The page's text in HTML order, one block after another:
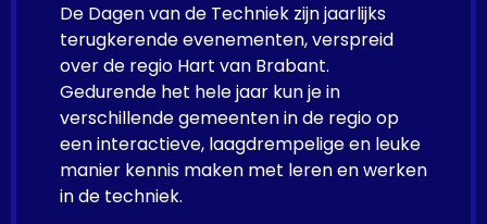
De Dagen van de Techniek zijn jaarlijks
terugkerende evenementen, verspreid
over de regio Hart van Brabant.
Gedurende het hele jaar kun je in
verschillende gemeenten in de regio op
een interactieve, laagdrempelige en leuke
manier kennis maken met leren en werken
in de techniek.